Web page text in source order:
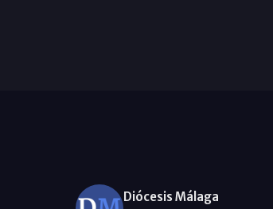
Diócesis Málaga